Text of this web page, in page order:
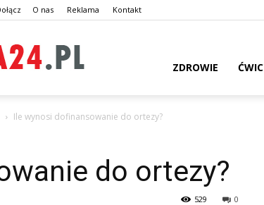
O nas Reklama Kontakt
ZDROWIE
Ile wynosi dofinansowanie do ortezy?
do ortezy?
0
529